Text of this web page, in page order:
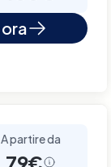
A partire da
79€